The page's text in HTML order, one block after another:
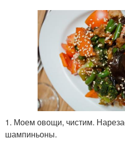
1. Моем овощи, чистим.
шампиньоны.